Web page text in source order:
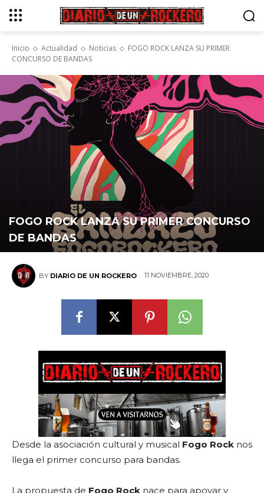
Inicio Actualidad Noticias
FOGO ROCK LANZA SU PRIMER
CONCURSO DE BANDAS
FOGO ROCK LANZA SU PRIMER CONCURSO
DE BANDAS
BY DIARIO DE UN ROCKERO 11 NOVIEMBRE, 2020
Desde la asociación cultural y musical Fogo Rock nos
llega el primer concurso para bandas.
La propuesta de Fogo Rock nace para apoyar y